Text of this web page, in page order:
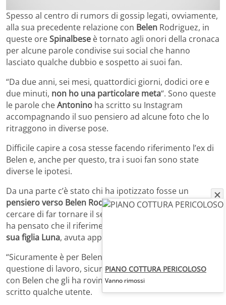
Spesso al centro di rumors di gossip legati, ovviamente,
alla sua precedente relazione con Belen Rodriguez, in
queste oreSpinalbese è tornato agli onori della cronaca
per alcune parole condivise sui social che hanno
lasciato qualche dubbio e sospetto ai suoi fan.
“Da due anni, sei mesi, quattordici giorni, dodici ore e
due minuti, non ho una particolare meta“. Sono queste
le parole cheAntonino ha scritto su Instagram
accompagnando il suo pensiero ad alcune foto che lo
ritraggono in diverse pose.
Difficile capire a cosa stesse facendo riferimento l’ex di
Belen e, anche per questo, tra i suoi fan sono state
diverse le ipotesi.
Da una parte c’è stato chi ha ipotizzato fosse un
pensiero verso Belen Rodriguez, sua ex, magari per
cercare di far tornare il sereno tra loro. Dall’altra, c’è chi
ha pensato che il riferimento temporale possa essere
sua figlia Luna, avuta appunto dalla modella argentina.
“Sicuramente è per Belen”, “Non penso sia una
questione di lavoro, sicuramente si riferisce alla storia
con Belen che gli ha rovinato tutti gli equilibri”, ha
scritto qualche utente.
PIANO COTTURA PERICOLOSO
Vanno rimossi